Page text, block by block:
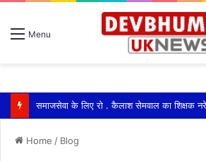
Menu
Home / Blog